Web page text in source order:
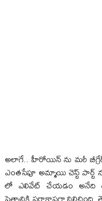
అలాగే.. హీరోయిన్ ను మరీ
ఎంతసేపూ అమ్మాయి చెస్ట్ పార్ట్
లో ఎలివేట్ చేయడం అనేది